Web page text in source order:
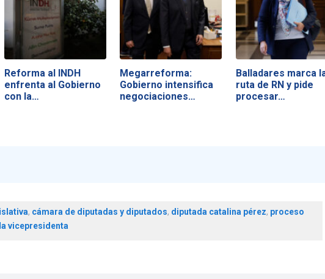
Reforma al INDH
enfrenta al Gobierno
con la…
Megarreforma:
Gobierno intensifica
negociaciones…
Balladares marca
ruta de RN y pide
procesar…
, cámara de diputadas y diputados, diputada catalina pérez, proceso
vicepresidenta